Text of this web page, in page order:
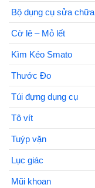
Bộ dụng cụ sửa chữa
Cờ lê – Mỏ lết
Kìm Kéo Smato
Thước Đo
Túi đựng dụng cụ
Tô vít
Tuýp vặn
Lục giác
Mũi khoan